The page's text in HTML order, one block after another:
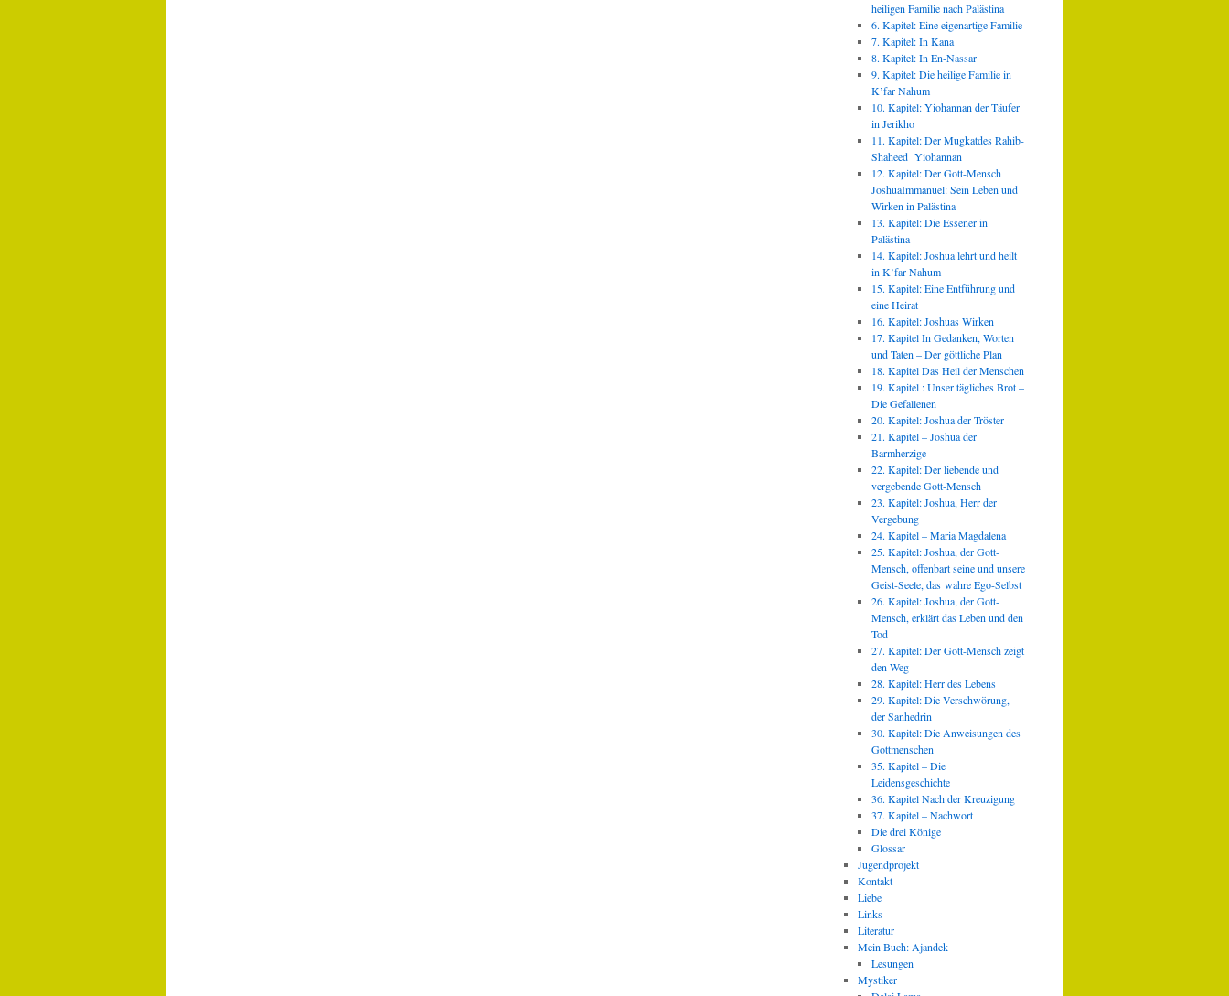
heiligen Familie nach Palästina
6. Kapitel: Eine eigenartige Familie
7. Kapitel: In Kana
8. Kapitel: In En-Nassar
9. Kapitel: Die heilige Familie in
K’far Nahum
10. Kapitel: Yiohannan der Täufer
in Jerikho
11. Kapitel: Der Mugkatdes Rahib-
Shaheed Yiohannan
12. Kapitel: Der Gott-Mensch
JoshuaImmanuel: Sein Leben und
Wirken in Palästina
13. Kapitel: Die Essener in
Palästina
14. Kapitel: Joshua lehrt und heilt
in K’far Nahum
15. Kapitel: Eine Entführung und
eine Heirat
16. Kapitel: Joshuas Wirken
17. Kapitel In Gedanken, Worten
und Taten – Der göttliche Plan
18. Kapitel Das Heil der Menschen
19. Kapitel : Unser tägliches Brot –
Die Gefallenen
20. Kapitel: Joshua der Tröster
21. Kapitel – Joshua der
Barmherzige
22. Kapitel: Der liebende und
vergebende Gott-Mensch
23. Kapitel: Joshua, Herr der
Vergebung
24. Kapitel – Maria Magdalena
25. Kapitel: Joshua, der Gott-
Mensch, offenbart seine und unsere
Geist-Seele, das wahre Ego-Selbst
26. Kapitel: Joshua, der Gott-
Mensch, erklärt das Leben und den
Tod
27. Kapitel: Der Gott-Mensch zeigt
den Weg
28. Kapitel: Herr des Lebens
29. Kapitel: Die Verschwörung,
der Sanhedrin
30. Kapitel: Die Anweisungen des
Gottmenschen
35. Kapitel – Die
Leidensgeschichte
36. Kapitel Nach der Kreuzigung
37. Kapitel – Nachwort
Die drei Könige
Glossar
Jugendprojekt
Kontakt
Liebe
Links
Literatur
Mein Buch: Ajandek
Lesungen
Mystiker